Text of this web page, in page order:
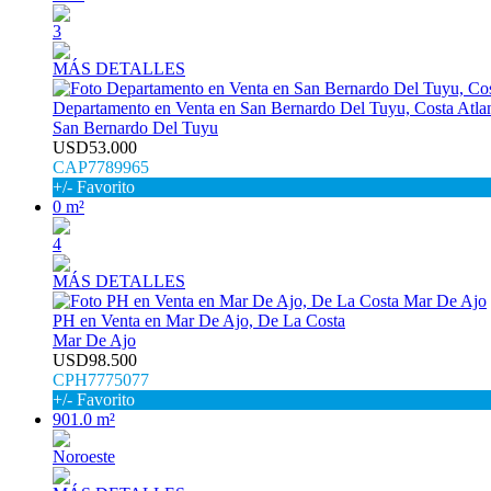
3
MÁS DETALLES
Departamento en Venta en San Bernardo Del Tuyu, Costa
San Bernardo Del Tuyu
USD53.000
CAP7789965
+/- Favorito
0 m²
4
MÁS DETALLES
PH en Venta en Mar De Ajo, De La Costa
Mar De Ajo
USD98.500
CPH7775077
+/- Favorito
901.0 m²
Noroeste